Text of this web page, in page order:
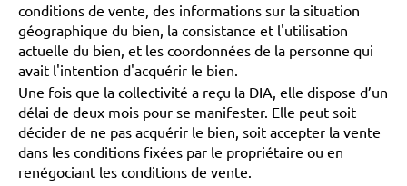
conditions de vente, des informations sur la situation
géographique du bien, la consistance et l'utilisation
actuelle du bien, et les coordonnées de la personne qui
avait l'intention d'acquérir le bien.
Une fois que la collectivité a reçu la DIA, elle dispose d’un
délai de deux mois pour se manifester. Elle peut soit
décider de ne pas acquérir le bien, soit accepter la vente
dans les conditions fixées par le propriétaire ou en
renégociant les conditions de vente.